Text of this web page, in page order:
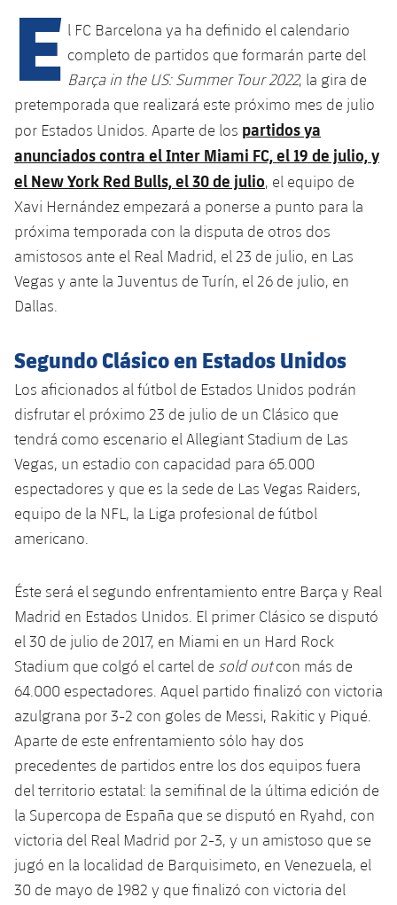
plusicon
más
Instalaciones
Spotify Camp Nou
Palau Blaugrana
Estadi Johan Cruyff
La Masia
plusicon
más
Servicios
Servicios Médicos
Accesibilidad
plusicon
más
Acreditaciones
Instalaciones
SUB13
SUB12
SUB11 A
SUB11 B
SUB10 A
SUB10 B
SUB8 A
SUB8 B
SUB13 B
SUB12 C
SUB11 C
Entradas
Gameday Shows
Resultados
Clasificación
Jugadores
Palmarés
Barça Atlètic
Junior
Cadete A
Cadete B
Infantil A
Infantil B
PLUSICON
MÁS
Primer Equipo
plusicon
más
Actualidad
Calendario
Entradas
Resultados
Jugadores
Fotos
Historia
Palmarés
Barça Atlètic
plusicon
más
Actualidad
Calendario
Resultados
Fotos
Base
plusicon
más
Actualidad
Juvenil
Cadete B
Infantil A
Infantil B
PLUSICON
MÁS
Calendario
Clasificaciones
Fotos
Palmarés
Historia
plusicon
más
Actualidad
Calendario
Resultados
Jugadores
Base
Actualidad
Juvenil
Alevín
Campus Verano
PLUSICON
MÁS
Primer equipo
plusicon
más
Actualidad
Calendario
Entradas
Resultados
Clasificaciones
Fotos
Historia
Barça Atlètic
plusicon
más
Actualidad
Calendario
Resultados
Jugadores
Clasificaciones
Base
plusicon
más
Actualidad
Barça C
Junior
Juvenil
Infantil
Campus Verano
PLUSICON
MÁS
Información general
plusicon
más
Noticias
Atletismo
plusicon
más
Actualidad
Baloncesto en silla de ruedas
plusicon
E l FC Barcelona ya ha definido el calendario
completo de partidos que formarán parte del
Barça in the US: Summer Tour 2022, la gira de
pretemporada que realizará este próximo mes de julio
por Estados Unidos. Aparte de los partidos ya
anunciados contra el Inter Miami FC, el 19 de julio, y
el New York Red Bulls, el 30 de julio, el equipo de
Xavi Hernández empezará a ponerse a punto para la
próxima temporada con la disputa de otros dos
amistosos ante el Real Madrid, el 23 de julio, en Las
Vegas y ante la Juventus de Turín, el 26 de julio, en
Dallas.
Segundo Clásico en Estados Unidos
Los aficionados al fútbol de Estados Unidos podrán
disfrutar el próximo 23 de julio de un Clásico que
tendrá como escenario el Allegiant Stadium de Las
Vegas, un estadio con capacidad para 65.000
espectadores y que es la sede de Las Vegas Raiders,
equipo de la NFL, la Liga profesional de fútbol
americano.
Éste será el segundo enfrentamiento entre Barça y Real
Madrid en Estados Unidos. El primer Clásico se disputó
el 30 de julio de 2017, en Miami en un Hard Rock
Stadium que colgó el cartel de sold outcon más de
64.000 espectadores. Aquel partido finalizó con victoria
azulgrana por 3-2 con goles de Messi, Rakitic y Piqué.
Aparte de este enfrentamiento sólo hay dos
precedentes de partidos entre los dos equipos fuera
del territorio estatal: la semifinal de la última edición de
la Supercopa de España que se disputó en Ryahd, con
victoria del Real Madrid por 2-3, y un amistoso que se
jugó en la localidad de Barquisimeto, en Venezuela, el
30 de mayo de 1982 y que finalizó con victoria del